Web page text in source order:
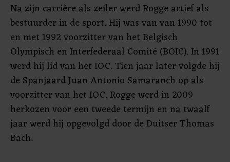
Na zijn carrière als zeiler werd Rogge actief als
bestuurder in de sport. Hij was van van 1990 tot
en met 1992 voorzitter van het Belgisch
Olympisch en Interfederaal Comité (BOIC). In 1991
werd hij lid van het IOC. Tien jaar later volgde hij
de Spanjaard Juan Antonio Samaranch op als
voorzitter van het IOC. Rogge werd in 2009
herkozen voor een tweede termijn en na twaalf
jaar werd hij opgevolgd door de Duitser Thomas
Bach.